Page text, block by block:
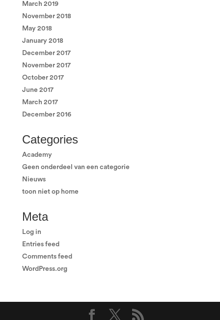
March 2019
November 2018
May 2018
January 2018
December 2017
November 2017
October 2017
June 2017
March 2017
December 2016
Categories
Academy
Geen onderdeel van een categorie
Nieuws
toon niet op home
Meta
Log in
Entries feed
Comments feed
WordPress.org